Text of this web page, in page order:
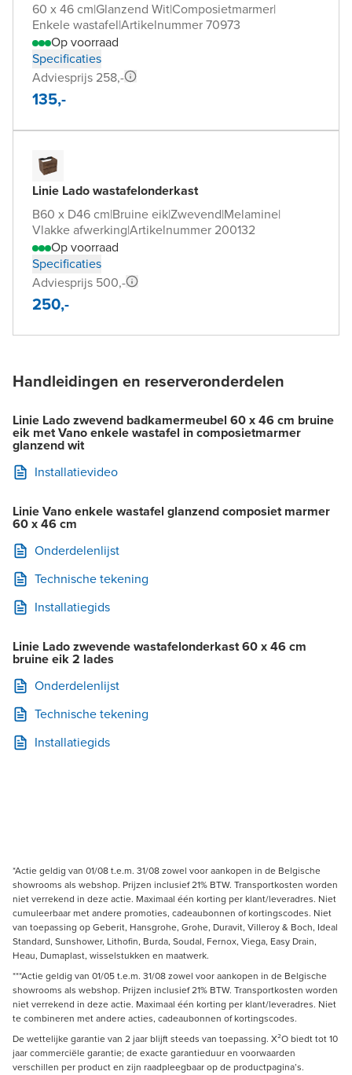
60 x 46 cm|Glanzend Wit|Composietmarmer|
Enkele wastafel|Artikelnummer 70973
Op voorraad
Specificaties
Adviesprijs 258,-
135,-
Linie Lado wastafelonderkast
B60 x D46 cm|Bruine eik|Zwevend|Melamine|
Vlakke afwerking|Artikelnummer 200132
Op voorraad
Specificaties
Adviesprijs 500,-
250,-
Handleidingen en reserveronderdelen
Linie Lado zwevend badkamermeubel 60 x 46 cm bruine
eik met Vano enkele wastafel in composietmarmer
glanzend wit
Installatievideo
Linie Vano enkele wastafel glanzend composiet marmer
60 x 46 cm
Onderdelenlijst
Technische tekening
Installatiegids
Linie Lado zwevende wastafelonderkast 60 x 46 cm
bruine eik 2 lades
Onderdelenlijst
Technische tekening
Installatiegids
*Actie geldig van 01/08 t.e.m. 31/08 zowel voor aankopen in de Belgische
showrooms als webshop. Prijzen inclusief 21% BTW. Transportkosten worden
niet verrekend in deze actie. Maximaal één korting per klant/leveradres. Niet
cumuleerbaar met andere promoties, cadeaubonnen of kortingscodes. Niet
van toepassing op Geberit, Hansgrohe, Grohe, Duravit, Villeroy & Boch, Ideal
Standard, Sunshower, Lithofin, Burda, Soudal, Fernox, Viega, Easy Drain,
Heau, Dumaplast, wisselstukken en maatwerk.
***Actie geldig van 01/05 t.e.m. 31/08 zowel voor aankopen in de Belgische
showrooms als webshop. Prijzen inclusief 21% BTW. Transportkosten worden
niet verrekend in deze actie. Maximaal één korting per klant/leveradres. Niet
te combineren met andere acties, cadeaubonnen of kortingscodes.
De wettelijke garantie van 2 jaar blijft steeds van toepassing. X²O biedt tot 10
jaar commerciële garantie; de exacte garantieduur en voorwaarden
verschillen per product en zijn raadpleegbaar op de productpagina’s.